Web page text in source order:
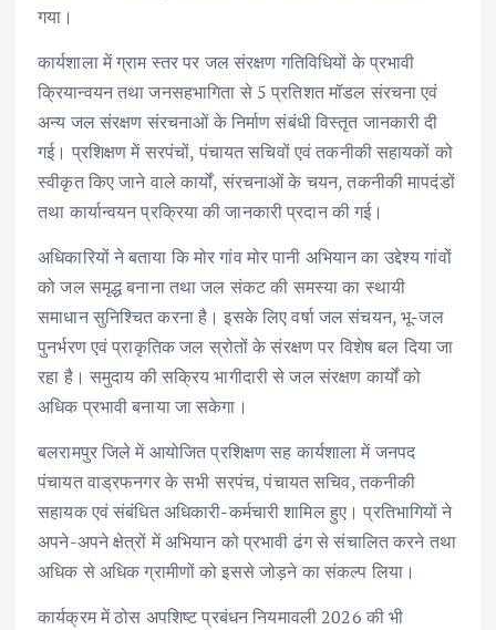
गया।
कार्यशाला में ग्राम स्तर पर जल संरक्षण गतिविधियों के प्रभावी
क्रियान्वयन तथा जनसहभागिता से 5 प्रतिशत मॉडल संरचना एवं
अन्य जल संरक्षण संरचनाओं के निर्माण संबंधी विस्तृत जानकारी दी
गई। प्रशिक्षण में सरपंचों, पंचायत सचिवों एवं तकनीकी सहायकों को
स्वीकृत किए जाने वाले कार्यों, संरचनाओं के चयन, तकनीकी मापदंडों
तथा कार्यान्वयन प्रक्रिया की जानकारी प्रदान की गई।
अधिकारियों ने बताया कि मोर गांव मोर पानी अभियान का उद्देश्य गांवों
को जल समृद्ध बनाना तथा जल संकट की समस्या का स्थायी
समाधान सुनिश्चित करना है। इसके लिए वर्षा जल संचयन, भू-जल
पुनर्भरण एवं प्राकृतिक जल स्रोतों के संरक्षण पर विशेष बल दिया जा
रहा है। समुदाय की सक्रिय भागीदारी से जल संरक्षण कार्यों को
अधिक प्रभावी बनाया जा सकेगा।
बलरामपुर जिले में आयोजित प्रशिक्षण सह कार्यशाला में जनपद
पंचायत वाड्रफनगर के सभी सरपंच, पंचायत सचिव, तकनीकी
सहायक एवं संबंधित अधिकारी-कर्मचारी शामिल हुए। प्रतिभागियों ने
अपने-अपने क्षेत्रों में अभियान को प्रभावी ढंग से संचालित करने तथा
अधिक से अधिक ग्रामीणों को इससे जोड़ने का संकल्प लिया।
कार्यक्रम में ठोस अपशिष्ट प्रबंधन नियमावली 2026 की भी